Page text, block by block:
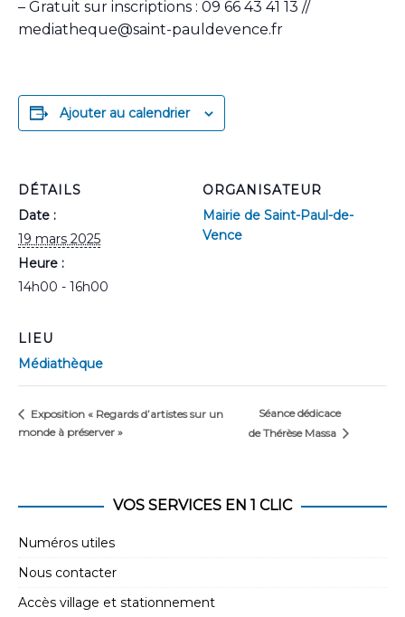
– Gratuit sur inscriptions : 09 66 43 41 13 //
mediatheque@saint-pauldevence.fr
Ajouter au calendrier
DÉTAILS
Date :
19 mars 2025
Heure :
14h00 - 16h00
ORGANISATEUR
Mairie de Saint-Paul-de-
Vence
LIEU
Médiathèque
Exposition « Regards d’artistes sur un
monde à préserver »
Séance dédicace
de Thérèse Massa
VOS SERVICES EN 1 CLIC
Numéros utiles
Nous contacter
Accès village et stationnement